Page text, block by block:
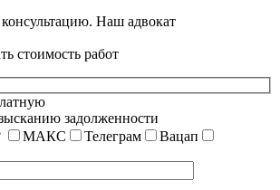
консультацию. Наш адвокат
стоимость работ
задолженности
МАКС Телеграм
Вацап